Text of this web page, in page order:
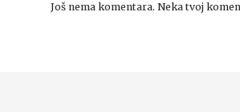
Još nema komentara. Neka tvoj